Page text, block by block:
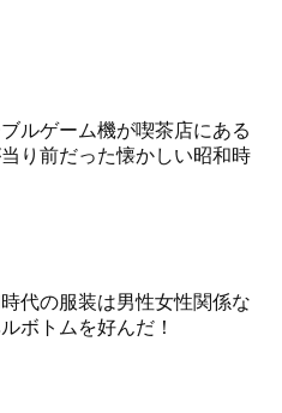
ルゲーム機が喫茶店にある
り前だった懐かしい昭和時
代の服装は男性女性関係な
ボトムを好んだ！